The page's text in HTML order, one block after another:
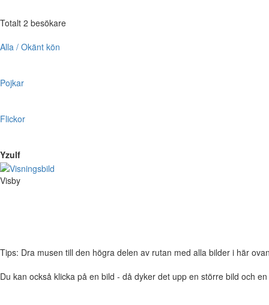
Totalt 2 besökare
Alla / Okänt kön
Pojkar
Flickor
Yzulf
Visby
Tips: Dra musen till den högra delen av rutan med alla bilder i här
Du kan också klicka på en bild - då dyker det upp en större bild och